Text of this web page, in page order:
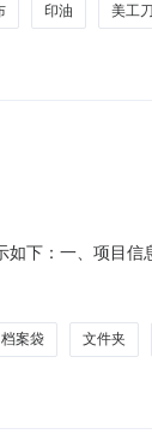
印油 美工刀
下：一、项目信
位信息采购单位名
档案袋 文件夹